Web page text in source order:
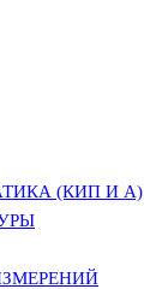
(КИП И А)